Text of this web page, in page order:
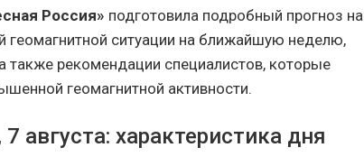
Россия» подготовила подробный прогноз на
ситуации на ближайшую неделю,
также рекомендации специалистов, которые
геомагнитной активности.
августа: характеристика дня